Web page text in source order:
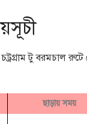
টু বরমচাল
ছাড়ায় সময়